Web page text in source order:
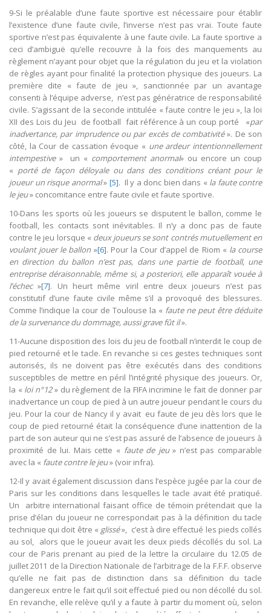
9-Si le préalable d’une faute sportive est nécessaire pour établir
l’existence d’une faute civile, l’inverse n’est pas vrai. Toute faute
sportive n’est pas équivalente à une faute civile. La faute sportive a
ceci d’ambiguë qu’elle recouvre à la fois des manquements au
règlement n’ayant pour objet que la régulation du jeu et la violation
de règles ayant pour finalité la protection physique des joueurs. La
première dite « faute de jeu », sanctionnée par un avantage
consenti à l’équipe adverse, n’est pas génératrice de responsabilité
civile. S’agissant de la seconde intitulée « faute contre le jeu », la loi
XII des Lois du Jeu de football fait référence à un coup porté «par
inadvertance, par imprudence ou par excès de combativité». De son
côté, la Cour de cassation évoque « une ardeur intentionnellement
intempestive » un « comportement anormal» ou encore un coup
« porté de façon déloyale ou dans des conditions créant pour le
joueur un risque anormal» [5]. Il y a donc bien dans « la faute contre
le jeu» concomitance entre faute civile et faute sportive.
10-Dans les sports où les joueurs se disputent le ballon, comme le
football, les contacts sont inévitables. Il n’y a donc pas de faute
contre le jeu lorsque « deux joueurs se sont contrés mutuellement en
voulant jouer le ballon »[6]. Pour la Cour d’appel de Riom « la course
en direction du ballon n’est pas, dans une partie de football, une
entreprise déraisonnable, même si, a posteriori, elle apparaît vouée à
l’échec»[7]. Un heurt même viril entre deux joueurs n’est pas
constitutif d’une faute civile même s’il a provoqué des blessures.
Comme l’indique la cour de Toulouse la « faute ne peut être déduite
de la survenance du dommage, aussi grave fût il».
11-Aucune disposition des lois du jeu de football n’interdit le coup de
pied retourné et le tacle. En revanche si ces gestes techniques sont
autorisés, ils ne doivent pas être exécutés dans des conditions
susceptibles de mettre en péril l’intégrité physique des joueurs. Or,
la « loi n°12» du règlement de la FIFA incrimine le fait de donner par
inadvertance un coup de pied à un autre joueur pendant le cours du
jeu. Pour la cour de Nancy il y avait eu faute de jeu dès lors que le
coup de pied retourné était la conséquence d’une inattention de la
part de son auteur qui ne s’est pas assuré de l’absence de joueurs à
proximité de lui. Mais cette « faute de jeu» n’est pas comparable
avec la « faute contre le jeu» (voir infra).
12-Il y avait également discussion dans l’espèce jugée par la cour de
Paris sur les conditions dans lesquelles le tacle avait été pratiqué.
Un arbitre international faisant office de témoin prétendait que la
prise d’élan du joueur ne correspondait pas à la définition du tacle
technique qui doit être « glissé», c’est à dire effectué les pieds collés
au sol, alors que le joueur avait les deux pieds décollés du sol. La
cour de Paris prenant au pied de la lettre la circulaire du 12.05 de
juillet 2011 de la Direction Nationale de l’arbitrage de la F.F.F. observe
qu’elle ne fait pas de distinction dans sa définition du tacle
dangereux entre le fait qu’il soit effectué pied ou non décollé du sol.
En revanche, elle relève qu’il y a faute à partir du moment où, selon